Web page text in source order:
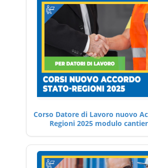
Corso Datore di Lavoro nuovo
Regioni 2025 modulo